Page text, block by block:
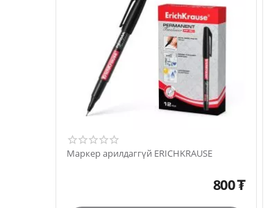
Маркер арилдаггүй ERICHKRAUSE
800₮